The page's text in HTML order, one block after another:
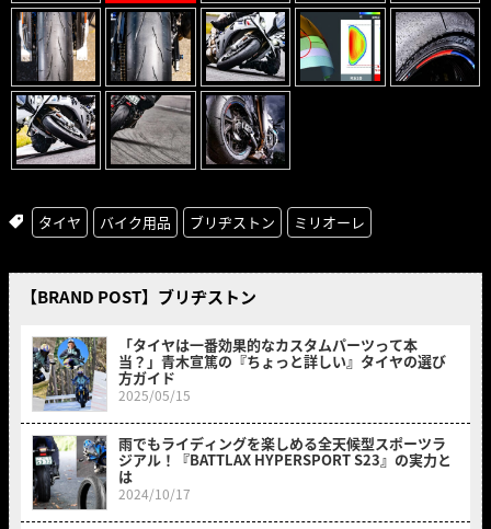
タイヤ バイク用品 ブリヂストン ミリオーレ
【BRAND POST】ブリヂストン
「タイヤは一番効果的なカスタムパーツって本
当？」青木宣篤の『ちょっと詳しい』タイヤの選び
方ガイド
2025/05/15
雨でもライディングを楽しめる全天候型スポーツラ
ジアル！『BATTLAX HYPERSPORT S23』の実力と
は
2024/10/17